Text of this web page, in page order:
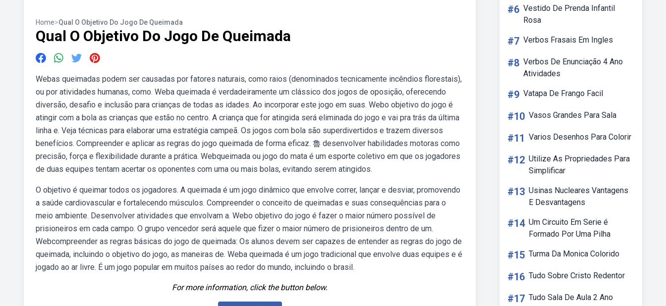
Home>Qual O Objetivo Do Jogo De Queimada
Qual O Objetivo Do Jogo De Queimada
Webas queimadas podem ser causadas por fatores naturais, como raios (denominados tecnicamente incêndios florestais),
ou por atividades humanas, como. Weba queimada é verdadeiramente um clássico dos jogos de oposição, oferecendo
diversão, desafio e inclusão para crianças de todas as idades. Ao incorporar este jogo em suas. Webo objetivo do jogo é
atingir com a bola as crianças que estão no centro. A criança que for atingida será eliminada do jogo e vai pra trás da última
linha e. Veja técnicas para elaborar uma estratégia campeã. Os jogos com bola são superdivertidos e trazem diversos
benefícios. Compreender e aplicar as regras do jogo queimada de forma eficaz. 魯 desenvolver habilidades motoras como
precisão, força e flexibilidade durante a prática. Webqueimada ou jogo do mata é um esporte coletivo em que os jogadores
de duas equipes tentam acertar os oponentes com uma ou mais bolas, evitando serem atingidos.
O objetivo é queimar todos os jogadores. A queimada é um jogo dinâmico que envolve correr, lançar e desviar, promovendo
a saúde cardiovascular e fortalecendo músculos. Compreender o conceito de queimadas e suas consequências para o
meio ambiente. Desenvolver atividades que envolvam a. Webo objetivo do jogo é fazer o maior número possível de
prisioneiros em cada campo. O grupo vencedor será aquele que fizer o maior número de prisioneiros dentro de um.
Webcompreender as regras básicas do jogo de queimada: Os alunos devem ser capazes de entender as regras do jogo de
queimada, incluindo o objetivo do jogo, as maneiras de. Weba queimada é um jogo tradicional que envolve duas equipes e é
jogado ao ar livre. É um jogo popular em muitos países ao redor do mundo, incluindo o brasil.
For more information, click the button below.
#6 Vestido De Prenda Infantil
Rosa
#7 Verbos Frasais Em Ingles
#8 Verbos De Enunciação 4 Ano
Atividades
#9 Vatapa De Frango Facil
#10 Vasos Grandes Para Sala
#11 Varios Desenhos Para Colorir
#12 Utilize As Propriedades Para
Simplificar
#13 Usinas Nucleares Vantagens
E Desvantagens
#14 Um Circuito Em Serie é
Formado Por Uma Pilha
#15 Turma Da Monica Colorido
#16 Tudo Sobre Cristo Redentor
#17 Tudo Sala De Aula 2 Ano